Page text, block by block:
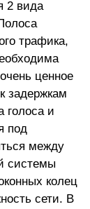
2 вида
трафика,
ценное
задержкам
голоса и
под
между
системы
колец
сети. В